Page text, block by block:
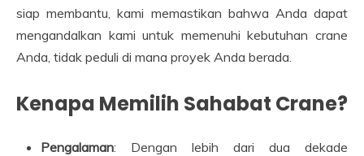
siap membantu, kami memastikan bahwa Anda dapat
mengandalkan kami untuk memenuhi kebutuhan crane
Anda, tidak peduli di mana proyek Anda berada.
Kenapa Memilih Sahabat Crane?
Pengalaman: Dengan lebih dari dua dekade